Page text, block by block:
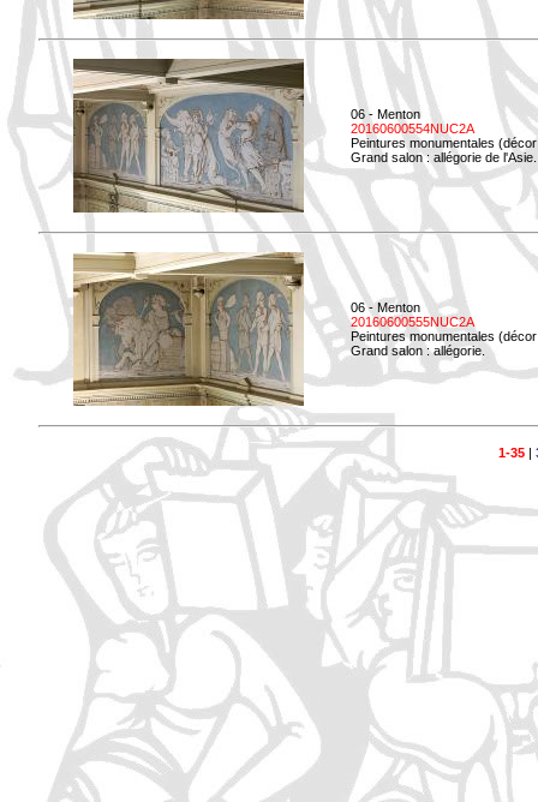
06 - Menton
20160600554NUC2A
Peintures monumentales
Grand salon : allégorie de l'Asie.
06 - Menton
20160600555NUC2A
Peintures monumentales
Grand salon : allégorie.
1-35|